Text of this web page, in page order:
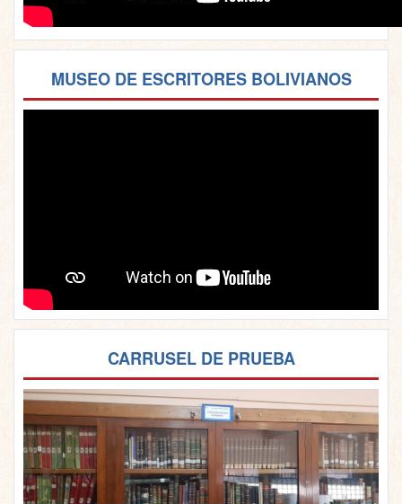
MUSEO DE ESCRITORES BOLIVIANOS
CARRUSEL DE PRUEBA